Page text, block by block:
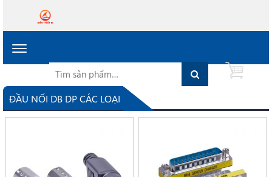
Toggle
navigation
Tìm
cho:
ĐẦU NỐI DB DP CÁC LOẠI